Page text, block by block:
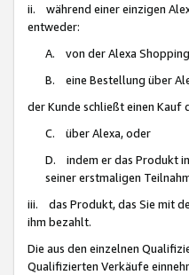
ii. während einer einzigen
entweder:
A. von der Alexa
B. eine Bestellung über
der Kunde schließt einen
C. über Alexa, oder
D. indem er das Produkt
seiner erstmaligen
iii. das Produkt, das Sie mit
ihm bezahlt.
Die aus den einzelnen
Qualifizierten Verkäufe